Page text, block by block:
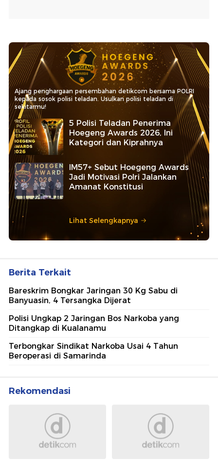
Ajang penghargaan persembahan detikcom bersama POLRI
kepada sosok polisi teladan. Usulkan polisi teladan di
sekitarmu!
5 Polisi Teladan Penerima
Hoegeng Awards 2026, Ini
Kategori dan Kiprahnya
IM57+ Sebut Hoegeng Awards
Jadi Motivasi Polri Jalankan
Amanat Konstitusi
Lihat Selengkapnya
Berita Terkait
Bareskrim Bongkar Jaringan 30 Kg Sabu di
Banyuasin, 4 Tersangka Dijerat
Polisi Ungkap 2 Jaringan Bos Narkoba yang
Ditangkap di Kualanamu
Terbongkar Sindikat Narkoba Usai 4 Tahun
Beroperasi di Samarinda
Rekomendasi